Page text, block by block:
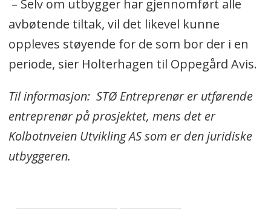
– Selv om utbygger har gjennomført alle
avbøtende tiltak, vil det likevel kunne
oppleves støyende for de som bor der i en
periode, sier Holterhagen til Oppegård Avis.
Til informasjon: STØ Entreprenør er utførende
entreprenør på prosjektet, mens det er
Kolbotnveien Utvikling AS som er den juridiske
utbyggeren.